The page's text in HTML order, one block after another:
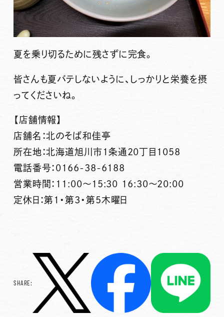
夏を乗り切るために残さずに完食。
皆さんも夏バテしないように、しっかりと栄養を摂
ってくださいね。
【店舗情報】
店舗名：北のそば和佳亭
所在地：北海道旭川市1条通20丁目1058
電話番号：0166-38-6188
営業時間：11:00〜15:30 16:30〜20:00
定休日：第1・第3・第5木曜日
SHARE: